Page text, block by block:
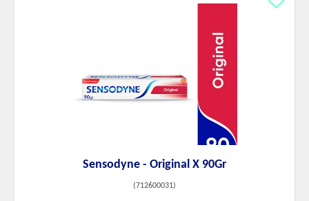
Sensodyne - Original X 90Gr
(712600031)